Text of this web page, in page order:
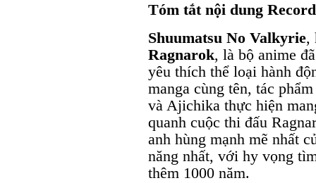
Tóm tắt nội dung
Shuumatsu No Valkyrie,
Ragnarok, là bộ anime
yêu thích thể loại hành
manga cùng tên, tác
và Ajichika thực hiện
quanh cuộc thi đấu
anh hùng mạnh mẽ nhất
năng nhất, với hy vọng
thêm 1000 năm.